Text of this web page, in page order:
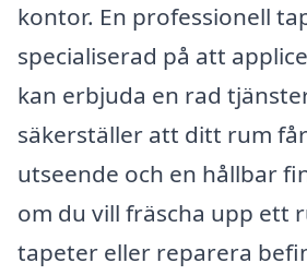
kontor. En professionell
specialiserad på att
kan erbjuda en rad
säkerställer att ditt rum
utseende och en hållbar
om du vill fräscha upp ett
tapeter eller reparera